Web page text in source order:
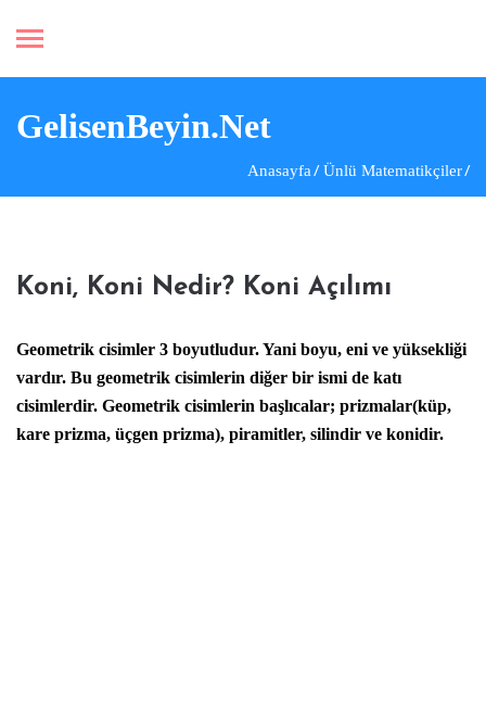
GelisenBeyin.Net
Anasayfa Ünlü Matematikçiler
Koni, Koni Nedir? Koni Açılımı
Geometrik cisimler 3 boyutludur. Yani boyu, eni ve yüksekliği
vardır. Bu geometrik cisimlerin diğer bir ismi de katı
cisimlerdir. Geometrik cisimlerin başlıcalar; prizmalar(küp,
kare prizma, üçgen prizma), piramitler, silindir ve konidir.